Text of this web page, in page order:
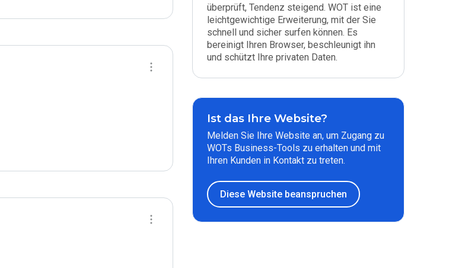
überprüft, Tendenz steigend. WOT ist eine
leichtgewichtige Erweiterung, mit der Sie
schnell und sicher surfen können. Es
bereinigt Ihren Browser, beschleunigt ihn
und schützt Ihre privaten Daten.
Ist das Ihre Website?
Melden Sie Ihre Website an, um Zugang zu
WOTs Business-Tools zu erhalten und mit
Ihren Kunden in Kontakt zu treten.
Diese Website beanspruchen